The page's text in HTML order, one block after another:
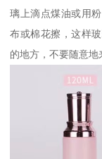
璃上滴点煤油或用
布或棉花擦，这样
的地方，不要随意地